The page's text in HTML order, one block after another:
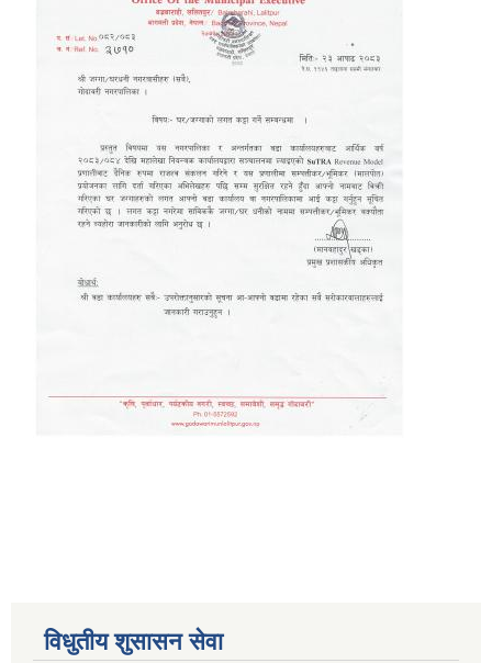
विधुतीय शुसासन सेवा